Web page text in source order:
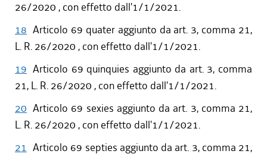
26/2020 , con effetto dall'1/1/2021.
18 Articolo 69 quater aggiunto da art. 3, comma 21,
L. R. 26/2020 , con effetto dall'1/1/2021.
19 Articolo 69 quinquies aggiunto da art. 3, comma
21, L. R. 26/2020 , con effetto dall'1/1/2021.
20 Articolo 69 sexies aggiunto da art. 3, comma 21,
L. R. 26/2020 , con effetto dall'1/1/2021.
21 Articolo 69 septies aggiunto da art. 3, comma 21,